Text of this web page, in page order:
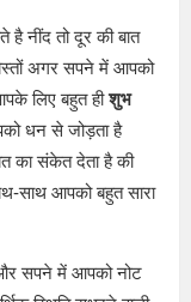
नींद तो दूर की बात
अगर सपने में आपको
लिए बहुत हीशुभ
धन से जोड़ता है
का संकेत देता है की
साथ आपको बहुत सारा
और सपने में आपको नोट